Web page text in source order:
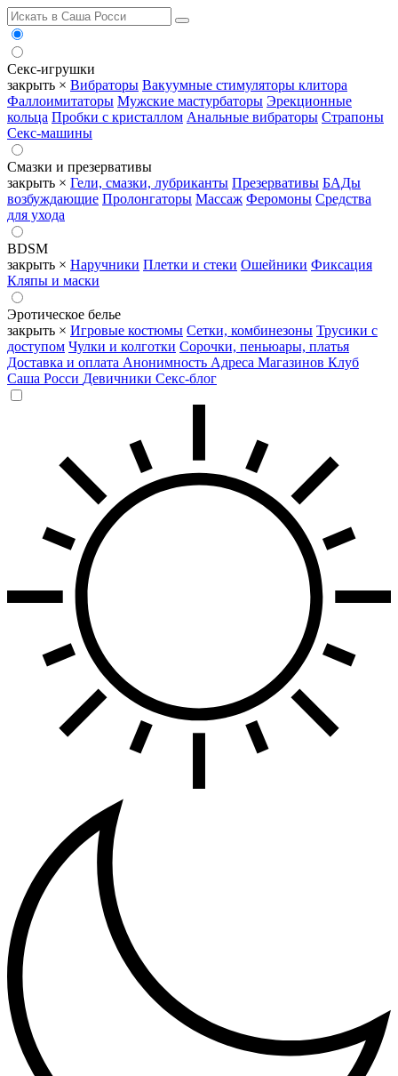
Секс-игрушки
закрыть × Вибраторы Вакуумные стимуляторы клитора
Фаллоимитаторы Мужские мастурбаторы Эрекционные
кольца Пробки с кристаллом Анальные вибраторы Страпоны
Секс-машины
Смазки и презервативы
закрыть × Гели, смазки, лубриканты Презервативы БАДы
возбуждающие Пролонгаторы Массаж Феромоны Средства
для ухода
BDSM
закрыть × Наручники Плетки и стеки Ошейники Фиксация
Кляпы и маски
Эротическое белье
закрыть × Игровые костюмы Сетки, комбинезоны Трусики с
доступом Чулки и колготки Сорочки, пеньюары, платья
Доставка и оплата Анонимность Адреса Магазинов Клуб
Саша Росси Девичники Секс-блог